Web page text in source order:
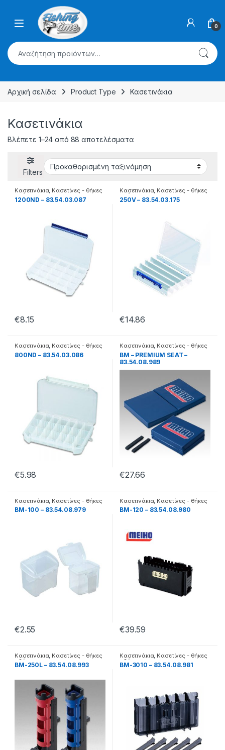
Skip to navigation
0
Αναζήτηση για:
Αρχική σελίδα Product Type Κασετινάκια
Κασετινάκια
Βλέπετε 1–24 από 88 αποτελέσματα
Filters
Κασετινάκια, Κασετίνες - θήκες
- βάσεις
1200ND – 83.54.03.087
€8.15
Κασετινάκια, Κασετίνες - θήκες
- βάσεις
250V – 83.54.03.175
€14.86
Κασετινάκια, Κασετίνες - θήκες
- βάσεις
800ND – 83.54.03.086
€5.98
Κασετινάκια, Κασετίνες - θήκες
- βάσεις
BM – PREMIUM SEAT –
83.54.08.989
€27.66
Κασετινάκια, Κασετίνες - θήκες
- βάσεις
BM-100 – 83.54.08.979
€2.55
Κασετινάκια, Κασετίνες - θήκες
- βάσεις
BM-120 – 83.54.08.980
€39.59
Κασετινάκια, Κασετίνες - θήκες
- βάσεις
BM-250L – 83.54.08.993
Κασετινάκια, Κασετίνες - θήκες
- βάσεις
BM-3010 – 83.54.08.981